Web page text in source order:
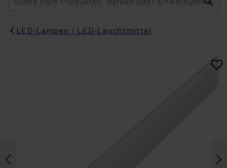
LED-Lampen / LED-Leuchtmittel